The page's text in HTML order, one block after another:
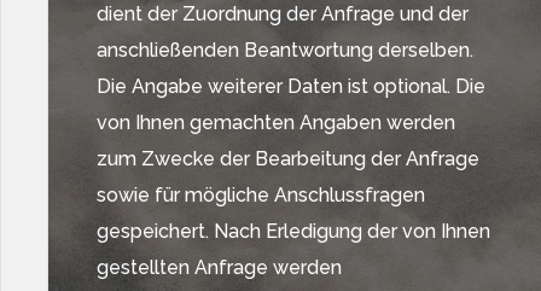
dient der Zuordnung der Anfrage und der
anschließenden Beantwortung derselben.
Die Angabe weiterer Daten ist optional. Die
von Ihnen gemachten Angaben werden
zum Zwecke der Bearbeitung der Anfrage
sowie für mögliche Anschlussfragen
gespeichert. Nach Erledigung der von Ihnen
gestellten Anfrage werden